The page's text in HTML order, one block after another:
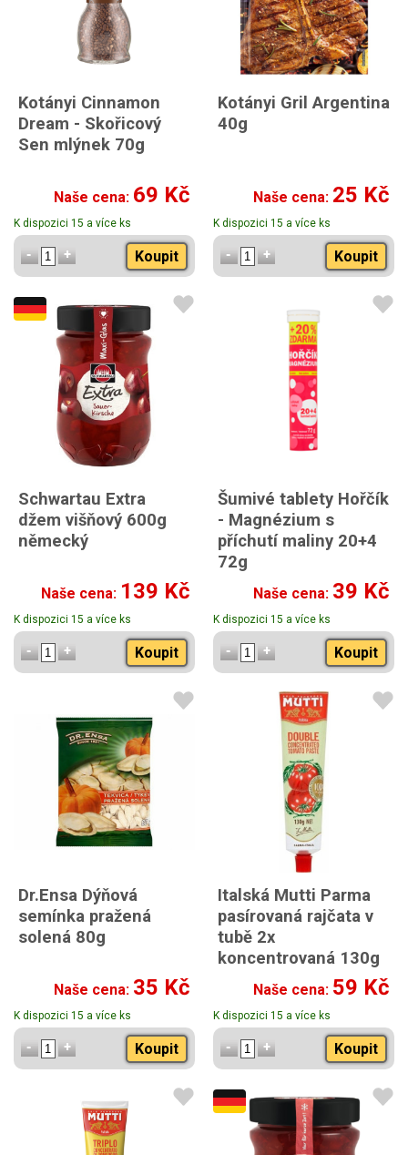
Kotányi Cinnamon
Dream - Skořicový
Sen mlýnek 70g
Naše cena: 69 Kč
K dispozici 15 a více ks
Koupit
Kotányi Gril Argentina
40g
Naše cena: 25 Kč
K dispozici 15 a více ks
Koupit
Schwartau Extra
džem višňový 600g
německý
Naše cena: 139 Kč
K dispozici 15 a více ks
Koupit
Šumivé tablety Hořčík
- Magnézium s
příchutí maliny 20+4
72g
Naše cena: 39 Kč
K dispozici 15 a více ks
Koupit
Dr.Ensa Dýňová
semínka pražená
solená 80g
Naše cena: 35 Kč
K dispozici 15 a více ks
Koupit
Italská Mutti Parma
pasírovaná rajčata v
tubě 2x
koncentrovaná 130g
Naše cena: 59 Kč
K dispozici 15 a více ks
Koupit